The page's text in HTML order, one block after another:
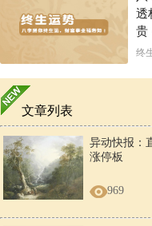
透
贵
终
文章列表
异动快报：
涨停板
969